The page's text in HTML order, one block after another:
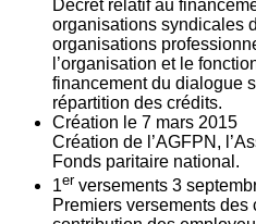
Décret relatif au
organisations syndicales
organisations
l’organisation et le
financement du dialogue
répartition des crédits.
Création le 7 mars 2015
Création de l’AGFPN,
Fonds paritaire national.
1er versements 3
Premiers versements